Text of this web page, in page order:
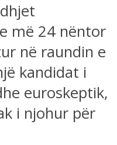
më 24 nëntor
në raundin e
kandidat i
euroskeptik,
i njohur për